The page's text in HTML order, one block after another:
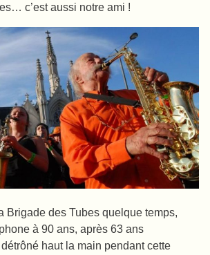
c’est aussi notre ami !
Brigade des Tubes quelque temps,
à 90 ans, après 63 ans
haut la main pendant cette